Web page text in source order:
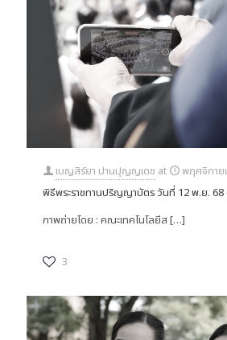
เบญสิร์ยา ปานปุญญเดช at
พฤศจิกาย
พิธีพระราชทานปริญญาบัตร วันที่ 12 พ.ย. 68
ภาพถ่ายโดย : คณะเทคโนโลยีส[…]
3